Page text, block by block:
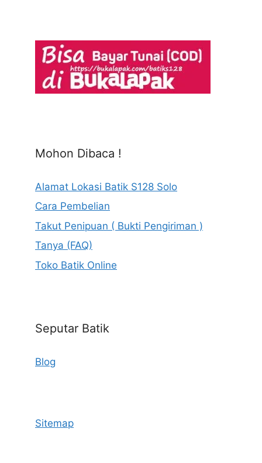
Mohon Dibaca !
Alamat Lokasi Batik S128 Solo
Cara Pembelian
Takut Penipuan ( Bukti Pengiriman )
Tanya (FAQ)
Toko Batik Online
Seputar Batik
Blog
Sitemap